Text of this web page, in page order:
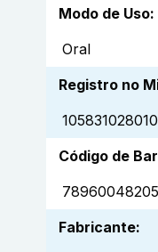
Modo de Uso:
Oral
Registro no
Código de
Fabricante: